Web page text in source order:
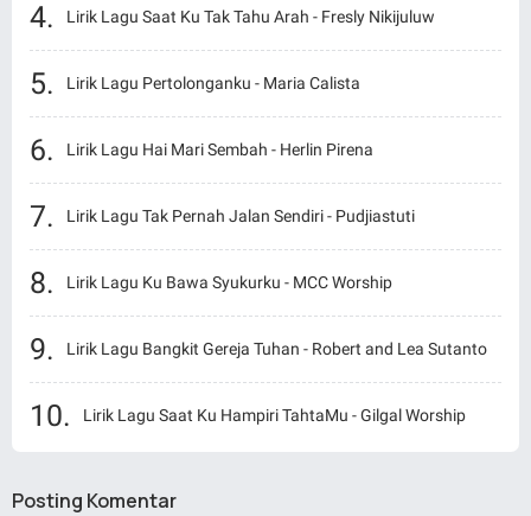
Lirik Lagu Saat Ku Tak Tahu Arah - Fresly Nikijuluw
Lirik Lagu Pertolonganku - Maria Calista
Lirik Lagu Hai Mari Sembah - Herlin Pirena
Lirik Lagu Tak Pernah Jalan Sendiri - Pudjiastuti
Lirik Lagu Ku Bawa Syukurku - MCC Worship
Lirik Lagu Bangkit Gereja Tuhan - Robert and Lea Sutanto
Lirik Lagu Saat Ku Hampiri TahtaMu - Gilgal Worship
Posting Komentar